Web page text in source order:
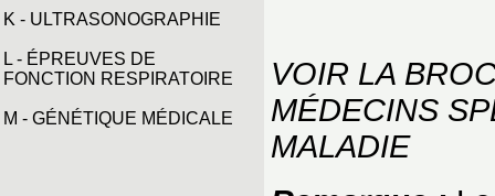
K - ULTRASONOGRAPHIE
L - ÉPREUVES DE
FONCTION RESPIRATOIRE
M - GÉNÉTIQUE MÉDICALE
VOIR LA
MÉDECINS
MALADIE